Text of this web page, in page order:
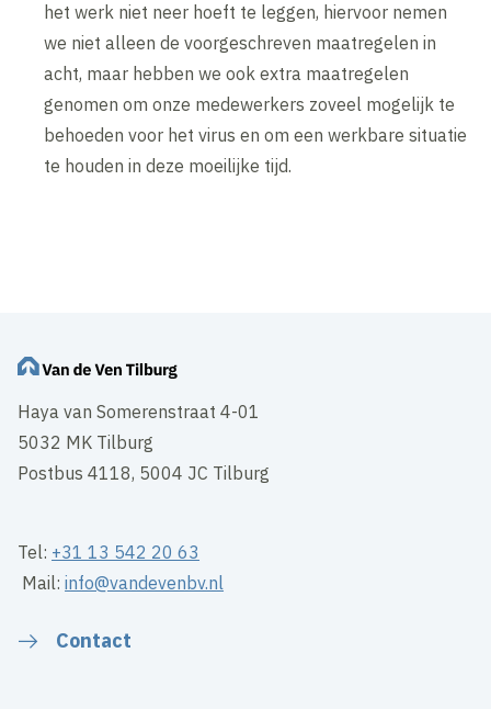
het werk niet neer hoeft te leggen, hiervoor nemen
we niet alleen de voorgeschreven maatregelen in
acht, maar hebben we ook extra maatregelen
genomen om onze medewerkers zoveel mogelijk te
behoeden voor het virus en om een werkbare situatie
te houden in deze moeilijke tijd.
Haya van Somerenstraat 4-01
5032 MK Tilburg
Postbus 4118, 5004 JC Tilburg
Tel: +31 13 542 20 63
Mail:info@vandevenbv.nl
Contact